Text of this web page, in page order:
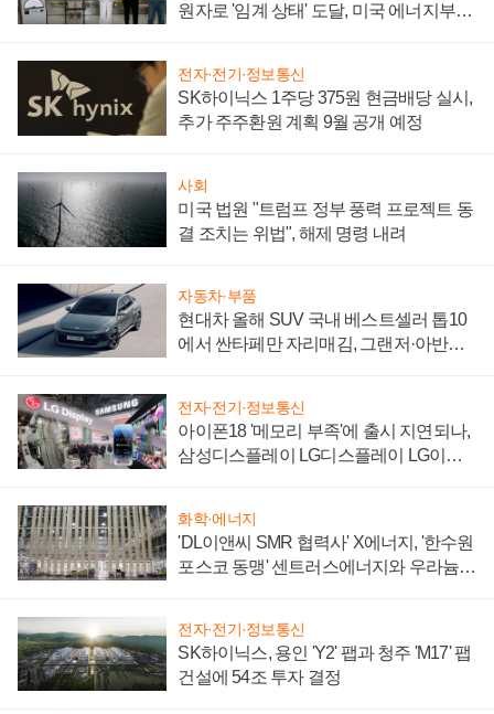
원자로 '임계 상태' 도달, 미국 에너지부
전자·전기·정보통신
SK하이닉스 1주당 375원 현금배당 실시,
추가 주주환원 계획 9월 공개 예정
사회
미국 법원 "트럼프 정부 풍력 프로젝트 동
결 조치는 위법", 해제 명령 내려
자동차·부품
현대차 올해 SUV 국내 베스트셀러 톱10
에서 싼타페만 자리매김, 그랜저·아반떼
전자·전기·정보통신
아이폰18 '메모리 부족'에 출시 지연되나,
삼성디스플레이 LG디스플레이 LG이노
화학·에너지
'DL이앤씨 SMR 협력사' X에너지, '한수원
포스코 동맹' 센트러스에너지와 우라늄
전자·전기·정보통신
SK하이닉스, 용인 'Y2' 팹과 청주 'M17' 팹
건설에 54조 투자 결정